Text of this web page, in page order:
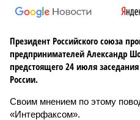
Президент Российского союза
предпринимателей Александр
предстоящего 24 июля
России.
Своим мнением по этому
«Интерфаксом».